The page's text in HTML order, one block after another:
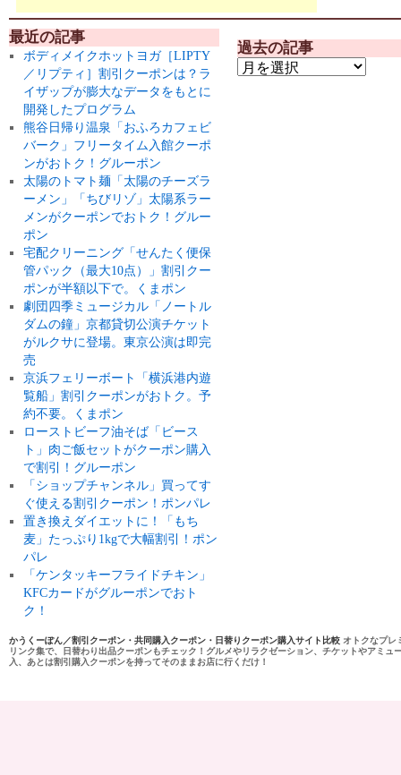
最近の記事
ボディメイクホットヨガ［LIPTY
／リプティ］割引クーポンは？ラ
イザップが膨大なデータをもとに
開発したプログラム
熊谷日帰り温泉「おふろカフェビ
バーク」フリータイム入館クーポ
ンがおトク！グルーポン
太陽のトマト麺「太陽のチーズラ
ーメン」「ちびリゾ」太陽系ラー
メンがクーポンでおトク！グルー
ポン
宅配クリーニング「せんたく便保
管パック（最大10点）」割引クー
ポンが半額以下で。くまポン
劇団四季ミュージカル「ノートル
ダムの鐘」京都貸切公演チケット
がルクサに登場。東京公演は即完
売
京浜フェリーボート「横浜港内遊
覧船」割引クーポンがおトク。予
約不要。くまポン
ローストビーフ油そば「ビース
ト」肉ご飯セットがクーポン購入
で割引！グルーポン
「ショップチャンネル」買ってす
ぐ使える割引クーポン！ポンパレ
置き換えダイエットに！「もち
麦」たっぷり1kgで大幅割引！ポン
パレ
「ケンタッキーフライドチキン」
KFCカードがグルーポンでおト
ク！
過去の記事
かうくーぽん／割引クーポン・共同購入クーポン・日替りクーポン購入サイト比較 オトクなプレ
リンク集で、日替わり出品クーポンもチェック！グルメやリラクゼーション、チケットやアミ
入、あとは割引購入クーポンを持ってそのままお店に行くだけ！